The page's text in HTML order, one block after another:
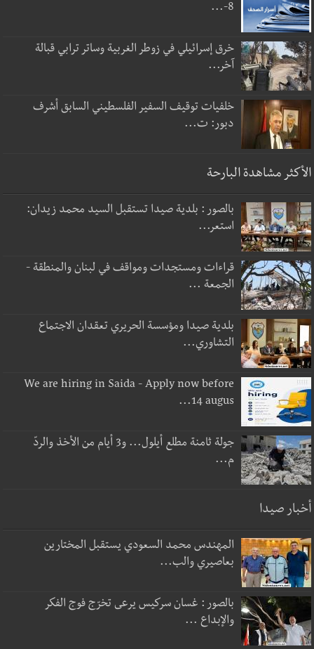
8-...
خرق إسرائيلي في زوطر الغربية وساتر ترابي قبالة
آخر...
خلفيات توقيف السفير الفلسطيني السابق أشرف
دبور: ت...
الأكثر مشاهدة البارحة
بالصور : بلدية صيدا تستقبل السيد محمد زيدان:
استعر...
قراءات ومستجدات ومواقف في لبنان والمنطقة -
الجمعة ...
بلدية صيدا ومؤسسة الحريري تعقدان الاجتماع
التشاوري...
We are hiring in Saida - Apply now before
14 augus...
جولة ثامنة مطلع أيلول... و3 أيام من الأخذ والردّ
م...
أخبار صيدا
المهندس محمد السعودي يستقبل المختارين
بعاصيري والب...
بالصور : غسان سركيس يرعى تخرّج فوج الفكر
والإبداع ...